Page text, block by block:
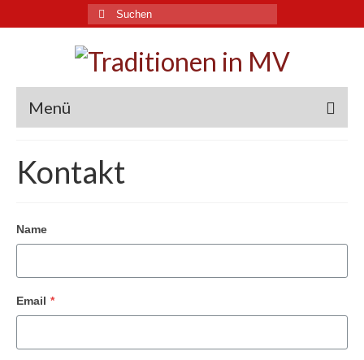
Suche
nach:
Menü
Immaterielles Kulturerbe
Links
Downloads
Kontakt
Name
Email *